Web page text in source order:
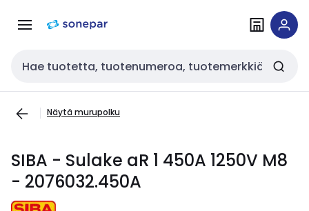
navigointiinsisältöön
Haku
Näytä murupolku
SIBA - Sulake aR 1 450A 1250V M8
- 2076032.450A